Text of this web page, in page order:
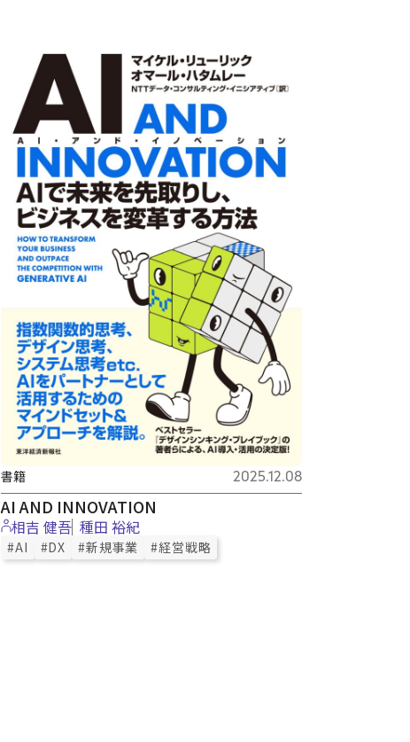
AI AND INNOVATION
書籍 2025.12.08
相吉 健吾 種田 裕紀
#AI #DX #新規事業 #経営戦略